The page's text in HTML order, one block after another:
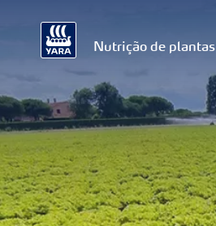
Nutrição de plantas